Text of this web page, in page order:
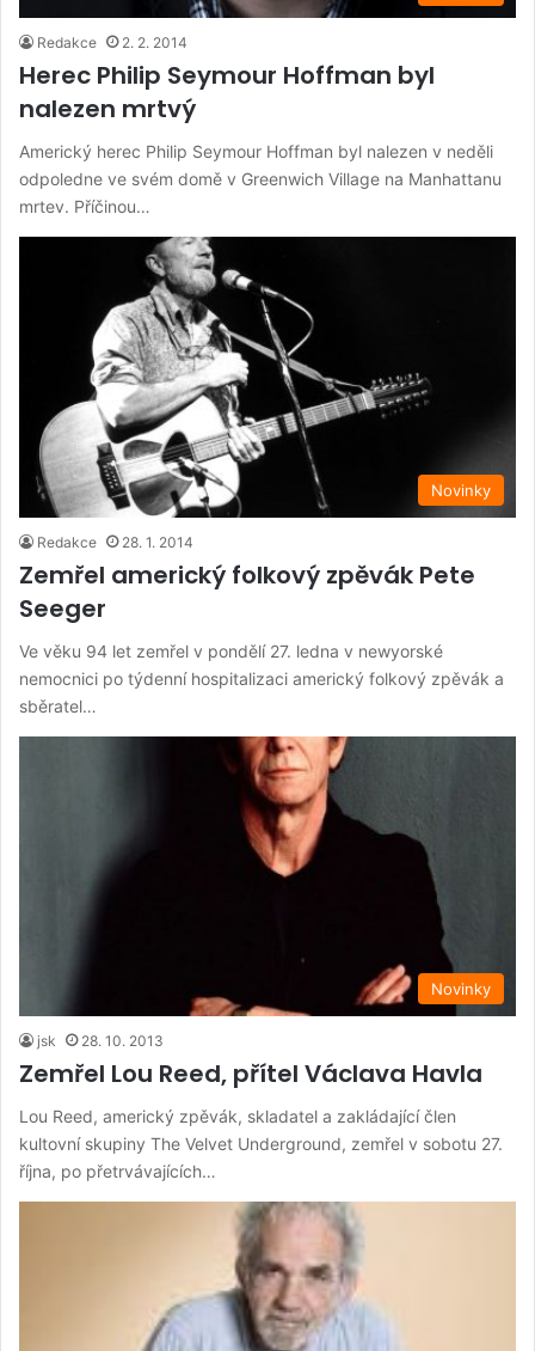
Redakce 2. 2. 2014
Herec Philip Seymour Hoffman byl
nalezen mrtvý
Americký herec Philip Seymour Hoffman byl nalezen v neděli
odpoledne ve svém domě v Greenwich Village na Manhattanu
mrtev. Příčinou…
Novinky
Redakce 28. 1. 2014
Zemřel americký folkový zpěvák Pete
Seeger
Ve věku 94 let zemřel v pondělí 27. ledna v newyorské
nemocnici po týdenní hospitalizaci americký folkový zpěvák a
sběratel…
Novinky
jsk 28. 10. 2013
Zemřel Lou Reed, přítel Václava Havla
Lou Reed, americký zpěvák, skladatel a zakládající člen
kultovní skupiny The Velvet Underground, zemřel v sobotu 27.
října, po přetrvávajících…